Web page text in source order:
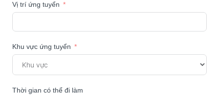
Vị trí ứng tuyển
Khu vực ứng tuyển
Thời gian có thể đi làm